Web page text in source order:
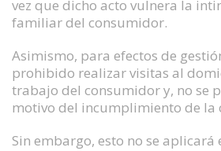
vez que dicho acto vulnera la
familiar del consumidor.
Asimismo, para efectos de
prohibido realizar visitas al
trabajo del consumidor y, no se
motivo del incumplimiento de la
Sin embargo, esto no se aplicará